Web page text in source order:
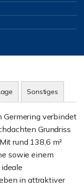
Sonstiges
Germering verbindet
Grundriss
rund 138,6 m²
sowie einem
in attraktiver